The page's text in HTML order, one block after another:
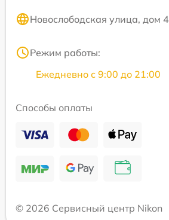
Новослободская улица, дом 4
Режим работы:
Ежедневно с 9:00 до 21:00
Способы оплаты
© 2026 Сервисный центр Nikon